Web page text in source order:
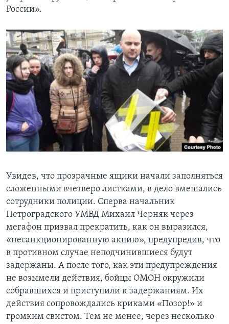
России».
Увидев, что прозрачные ящики начали заполняться
сложенными вчетверо листками, в дело вмешались
сотрудники полиции. Сперва начальник
Петроградского УМВД Михаил Черняк через
мегафон призвал прекратить, как он выразился,
«несанкционированную акцию», предупредив, что
в противном случае неподчинившиеся будут
задержаны. А после того, как эти предупреждения
не возымели действия, бойцы ОМОН окружили
собравшихся и приступили к задержаниям. Их
действия сопровождались криками «Позор!» и
громким свистом. Тем не менее, через несколько